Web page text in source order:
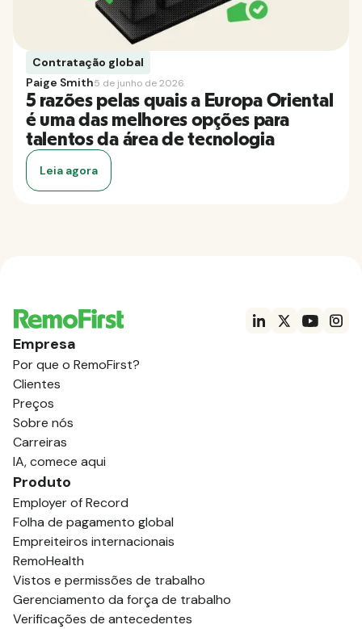
Contratação global
Paige Smith5 de junho de 2026
5 razões pelas quais a Europa Oriental
é uma das melhores opções para
talentos da área de tecnologia
Leia agora
Empresa
Por que o RemoFirst?
Clientes
Preços
Sobre nós
Carreiras
IA, comece aqui
Produto
Employer of Record
Folha de pagamento global
Empreiteiros internacionais
RemoHealth
Vistos e permissões de trabalho
Gerenciamento da força de trabalho
Verificações de antecedentes